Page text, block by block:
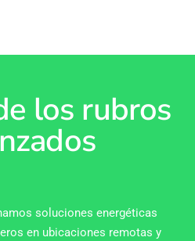
los rubros
soluciones energéticas
en ubicaciones remotas y